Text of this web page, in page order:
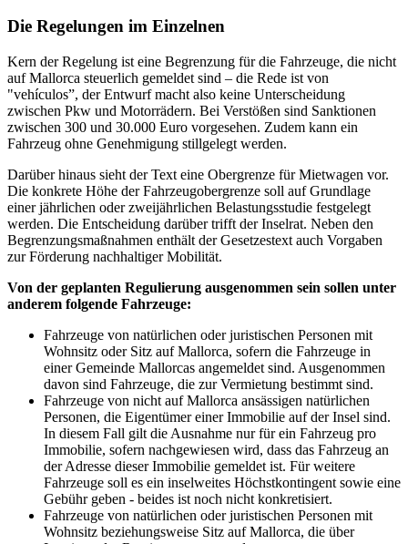
Die Regelungen im Einzelnen
Kern der Regelung ist eine Begrenzung für die Fahrzeuge, die nicht
auf Mallorca steuerlich gemeldet sind – die Rede ist von
"vehículos”, der Entwurf macht also keine Unterscheidung
zwischen Pkw und Motorrädern. Bei Verstößen sind Sanktionen
zwischen 300 und 30.000 Euro vorgesehen. Zudem kann ein
Fahrzeug ohne Genehmigung stillgelegt werden.
Darüber hinaus sieht der Text eine Obergrenze für Mietwagen vor.
Die konkrete Höhe der Fahrzeugobergrenze soll auf Grundlage
einer jährlichen oder zweijährlichen Belastungsstudie festgelegt
werden. Die Entscheidung darüber trifft der Inselrat. Neben den
Begrenzungsmaßnahmen enthält der Gesetzestext auch Vorgaben
zur Förderung nachhaltiger Mobilität.
Von der geplanten Regulierung ausgenommen sein sollen unter
anderem folgende Fahrzeuge:
Fahrzeuge von natürlichen oder juristischen Personen mit
Wohnsitz oder Sitz auf Mallorca, sofern die Fahrzeuge in
einer Gemeinde Mallorcas angemeldet sind. Ausgenommen
davon sind Fahrzeuge, die zur Vermietung bestimmt sind.
Fahrzeuge von nicht auf Mallorca ansässigen natürlichen
Personen, die Eigentümer einer Immobilie auf der Insel sind.
In diesem Fall gilt die Ausnahme nur für ein Fahrzeug pro
Immobilie, sofern nachgewiesen wird, dass das Fahrzeug an
der Adresse dieser Immobilie gemeldet ist. Für weitere
Fahrzeuge soll es ein inselweites Höchstkontingent sowie eine
Gebühr geben - beides ist noch nicht konkretisiert.
Fahrzeuge von natürlichen oder juristischen Personen mit
Wohnsitz beziehungsweise Sitz auf Mallorca, die über